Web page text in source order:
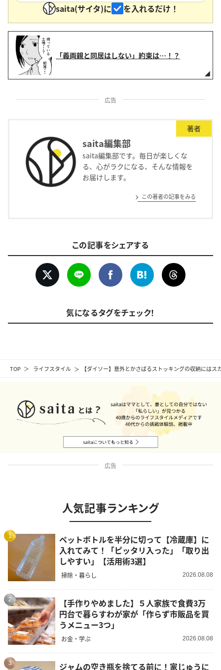
TOP ライフスタイル 【ダイソー】意外とかさばるストッキングの収納にはス
saita(サイタ)に
を入れるだけ！
「義両親と同居はしない」約束は…！？
広告
著者
saita編集部
saita編集部です。毎日が楽しくな
る、心がラクになる、そんな情報を
お届けします。
この著者の記事をみる
この記事をシェアする
気になるタグをチェック！
広告
人気記事ランキング
1
ペットボトルを半分に切って【冷蔵庫】に
入れてみて！「ピッタリ入った」「取り出
しやすい」【活用術3選】
掃除・暮らし 2026.08.08
2
【手作りやめました】５人家族で食費3万
円台で暮らすわが家が「作らず市販品を買
うメニュー3つ」
お金・学ぶ 2026.08.08
3 ジャムの空き瓶を捨てる前に！家じゅうに